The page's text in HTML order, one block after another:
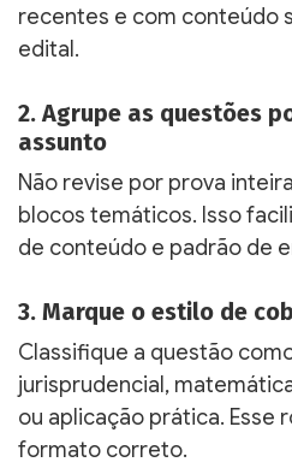
recentes e com conteúdo
edital.
2. Agrupe as questões
assunto
Não revise por prova
blocos temáticos. Isso
de conteúdo e padrão de
3. Marque o estilo de
Classifique a questão
jurisprudencial,
ou aplicação prática. Esse
formato correto.